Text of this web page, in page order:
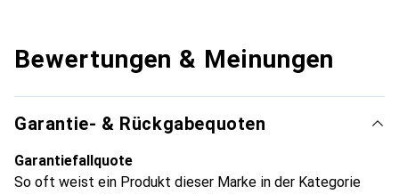
Bewertungen & Meinungen
Garantie- & Rückgabequoten
Garantiefallquote
So oft weist ein Produkt dieser Marke in der Kategorie